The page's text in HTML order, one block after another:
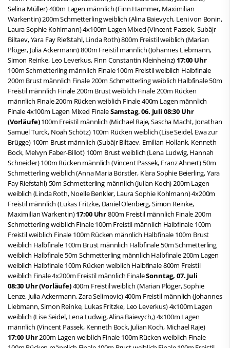
Selina Müller) 400m Lagen männlich (Finn Hammer, Maximilian
Warkentin) 200m Schmetterling weiblich (Alina Baievych, Leni von Bonin,
Laura Sophie Kohlmann) 4x100m Lagen Mixed (Vincent Passek, Subäjr
Biltaev, Yara Fay Riefstahl, Linda Roth) 800m Freistil weiblich (Marian
Plöger, Julia Ackermann) 800m Freistil männlich (Johannes Liebmann,
Simon Reinke, Leo Leverkus, Finn Constantin Kleinheinz) 17:00 Uhr
100m Schmetterling männlich Finale 100m Freistil weiblich Halbfinale
200m Brust männlich Finale 200m Schmetterling weiblich Halbfinale 50m
Freistil männlich Finale 200m Brust weiblich Finale 200m Rücken
männlich Finale 200m Rücken weiblich Finale 400m Lagen männlich
Finale 4x100m Lagen Mixed FinaleSamstag, 06. Juli 08:30 Uhr
(Vorläufe)100m Freistil männlich (Michael Raje, Sascha Macht, Jonathan
Samuel Turck, Noah Schötz) 100m Rücken weiblich (Lise Seidel, Ewa zur
Brügge) 100m Brust männlich (Subäjr Biltaev, Emilian Hollank, Kenneth
Bock, Melvyn Faber-Billot) 100m Brust weiblich (Lena Ludwig, Hannah
Schneider) 100m Rücken männlich (Vincent Passek, Franz Ahnert) 50m
Schmetterling weiblich (Anna Maria Börstler, Klara Sophie Beierling, Yara
Fay Riefstahl) 50m Schmetterling männlich (Julian Koch) 200m Lagen
weiblich (Linda Roth, Noelle Benkler, Laura Sophie Kohlmann) 4x200m
Freistil männlich (Lukas Fritzke, Daniel Olenberg, Simon Reinke,
Maximilian Warkentin)17:00 Uhr800m Freistil männlich Finale 200m
Schmetterling weiblich Finale 100m Freistil männlich Halbfinale 100m
Freistil weiblich Finale 100m Rücken männlich Halbfinale 100m Brust
weiblich Halbfinale 100m Brust männlich Halbfinale 50m Schmetterling
weiblich Halbfinale 50m Schmetterling männlich Halbfinale 200m Lagen
weiblich Halbfinale 100m Rücken weiblich Halbfinale 800m Freistil
weiblich Finale 4x200m Freistil männlich FinaleSonntag, 07. Juli
08:30 Uhr (Vorläufe)400m Freistil weiblich (Marian Plöger, Sophie
Lenze, Julia Ackermann, Zara Selimovic) 400m Freistil männlich (Johannes
Liebmann, Simon Reinke, Lukas Fritzke, Leo Leverkus) 4x100m Lagen
weiblich (Lise Seidel, Lena Ludwig, Alina Baievych,) 4x100m Lagen
männlich (Vincent Passek, Kenneth Bock, Julian Koch, Michael Raje)
17:00 Uhr200m Lagen weiblich Finale 100m Rücken weiblich Finale